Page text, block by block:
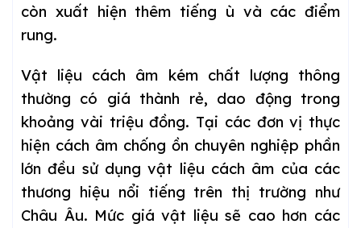
còn xuất hiện thêm tiếng ù và các điểm
rung.
Vật liệu cách âm kém chất lượng thông
thường có giá thành rẻ, dao động trong
khoảng vài triệu đồng. Tại các đơn vị thực
hiện cách âm chống ồn chuyên nghiệp phần
lớn đều sử dụng vật liệu cách âm của các
thương hiệu nổi tiếng trên thị trường như
Châu Âu. Mức giá vật liệu sẽ cao hơn các